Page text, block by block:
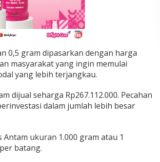
0,5 gram dipasarkan dengan harga
masyarakat yang ingin memulai
yang lebih terjangkau.
dijual seharga Rp267.112.000. Pecahan
dalam jumlah lebih besar
ukuran 1.000 gram atau 1
batang.
Piala Dunia 2026 Usai Taklukkan
Maroko